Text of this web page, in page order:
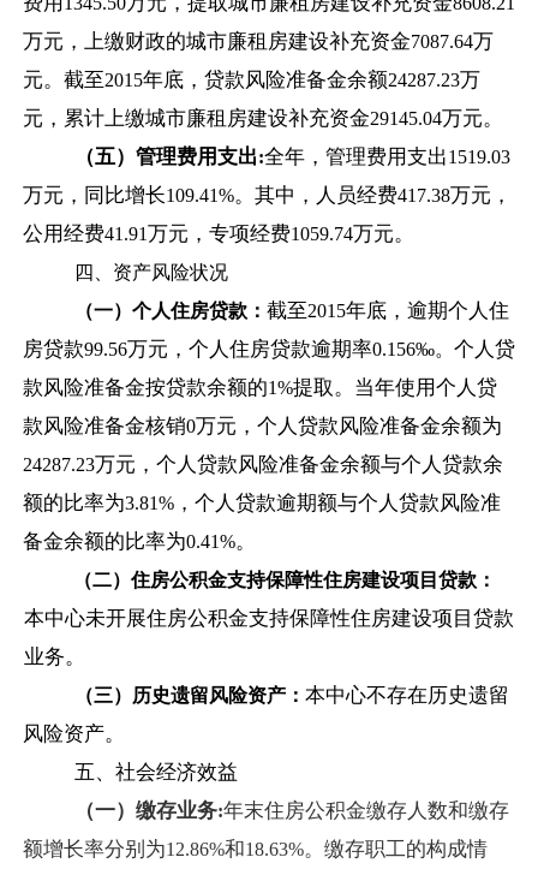
万元，上缴财政的城市廉租房建设补充资金7087.64万
元。截至2015年底，贷款风险准备金余额24287.23万
元，累计上缴城市廉租房建设补充资金29145.04万元。
（五）管理费用支出:全年，管理费用支出1519.03
万元，同比增长109.41%。其中，人员经费417.38万元，
公用经费41.91万元，专项经费1059.74万元。
四、资产风险状况
（一）个人住房贷款： 截至2015年底，逾期个人住
房贷款99.56万元，个人住房贷款逾期率0.156‰。 个人贷
款风险准备金按贷款余额的1%提取。当年使用个人贷
款风险准备金核销0万元，个人贷款风险准备金余额为
24287.23万元，个人贷款风险准备金余额与个人贷款余
额的比率为3.81% ，个人贷款逾期额与个人贷款风险准
备金余额的比率为0.41%。
（二）住房公积金支持保障性住房建设项目贷款：
本中心未开展住房公积金支持保障性住房建设项目贷款
业务。
（三）历史遗留风险资产： 本中心不存在历史遗留
风险资产。
五、社会经济效益
（一）缴存业务:年末住房公积金缴存人数和缴存
额增长率分别为12.86%和18.63%。缴存职工的构成情